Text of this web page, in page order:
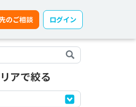
のご相談 ログイン
アで絞る